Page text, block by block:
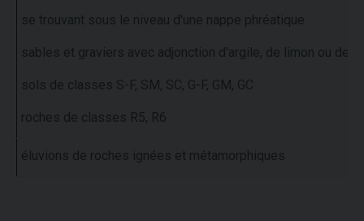
se trouvant sous le niveau d'une nappe phréatique
sables et graviers avec adjonction d'argile, de limon ou de
sols de classes S-F, SM, SC, G-F, GM, GC
roches de classes R5, R6
éluvions de roches ignées et métamorphiques